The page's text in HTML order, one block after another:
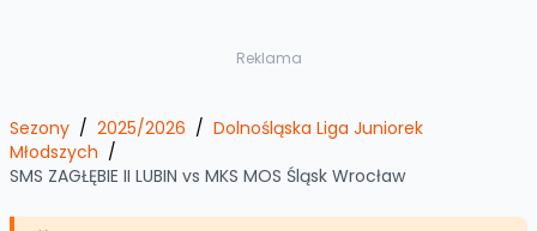
Reklama
Sezony / 2025/2026 / Dolnośląska Liga Juniorek
Młodszych /
SMS ZAGŁĘBIE II LUBIN vs MKS MOS Śląsk Wrocław